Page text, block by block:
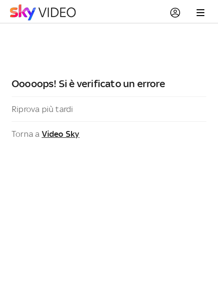
Ooooops! Si è verificato un errore
Riprova più tardi
Torna a Video Sky